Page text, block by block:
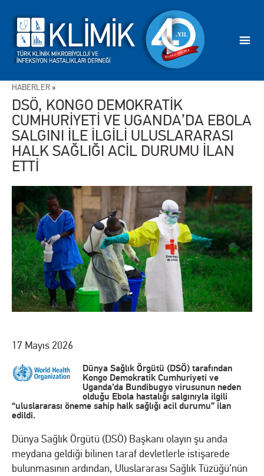
HABERLER »
DSÖ, KONGO DEMOKRATİK
CUMHURİYETİ VE UGANDA’DA EBOLA
SALGINI İLE İLGİLİ ULUSLARARASI
HALK SAĞLIĞI ACİL DURUMU İLAN
ETTİ
17 Mayıs 2026
Dünya Sağlık Örgütü (DSÖ) tarafından
Kongo Demokratik Cumhuriyeti ve
Uganda’da Bundibugyo virusunun neden
olduğu Ebola hastalığı salgınıyla ilgili
“uluslararası öneme sahip halk sağlığı acil durumu” ilan
edildi.
Dünya Sağlık Örgütü (DSÖ) Başkanı olayın şu anda
meydana geldiği bilinen taraf devletlerle istişarede
bulunmasının ardından, Uluslararası Sağlık Tüzüğü’nün